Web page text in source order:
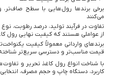
برخی برندها رول‌هایی با سطح
می‌کنند
تفاوت در فرآیند تولید، درصد رطوبت،
از عواملی هستند که کیفیت نهایی رول
برندهای وارداتی معمولاً کیفیت
قیمت مناسب‌تر و دسترسی سریع‌تر
با شناخت انواع رول کاغذ تحریر و
کاربرد، دستگاه چاپ و حجم مصرف،